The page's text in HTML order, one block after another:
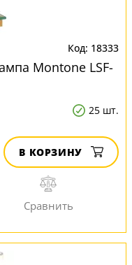
18333
Montone LSF-
25 шт.
В КОРЗИНУ